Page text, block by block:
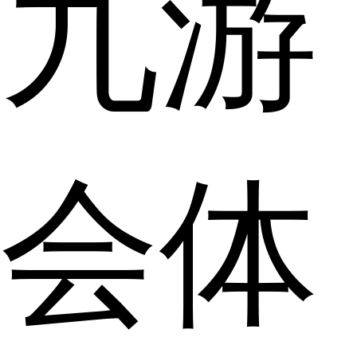
九游
会体